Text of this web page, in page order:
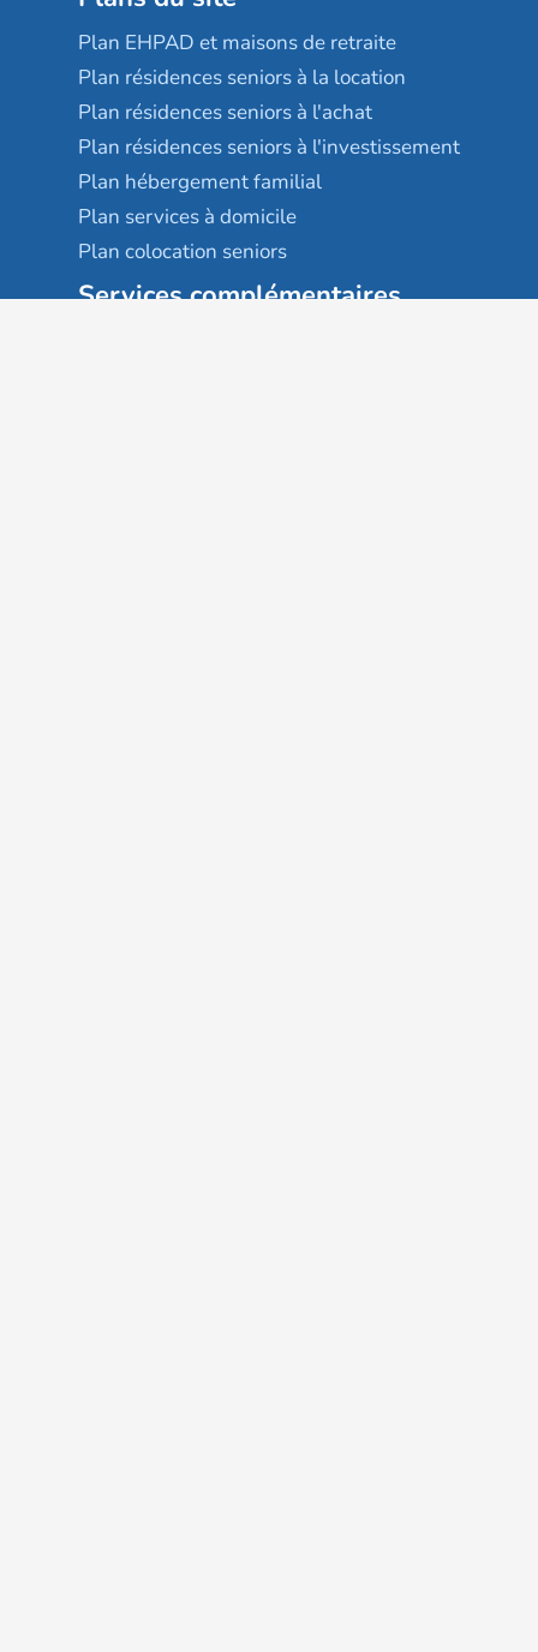
Plan EHPAD et maisons de retraite
Plan résidences seniors à la location
Plan résidences seniors à l'achat
Plan résidences seniors à l'investissement
Plan hébergement familial
Plan services à domicile
Plan colocation seniors
Services complémentaires